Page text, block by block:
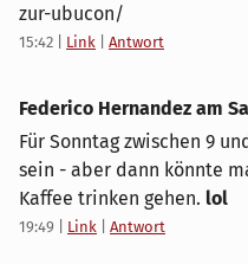
zur-ubucon/
15:42 Link Antwort
Federico Hernandez am
Für Sonntag zwischen 9
sein - aber dann könnte
Kaffee trinken gehen. lol
19:49 Link Antwort